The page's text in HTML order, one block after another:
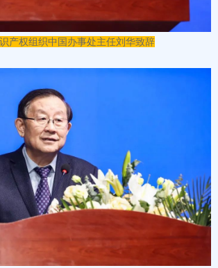
产权组织中国办事处主任刘华致辞